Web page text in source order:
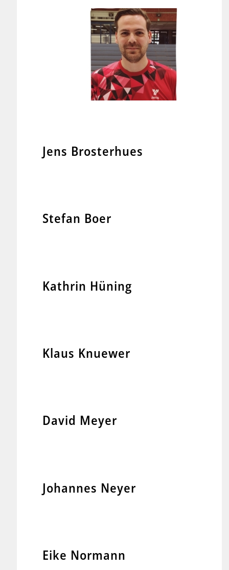
Jens Brosterhues
Stefan Boer
Kathrin Hüning
Klaus Knuewer
David Meyer
Johannes Neyer
Eike Normann